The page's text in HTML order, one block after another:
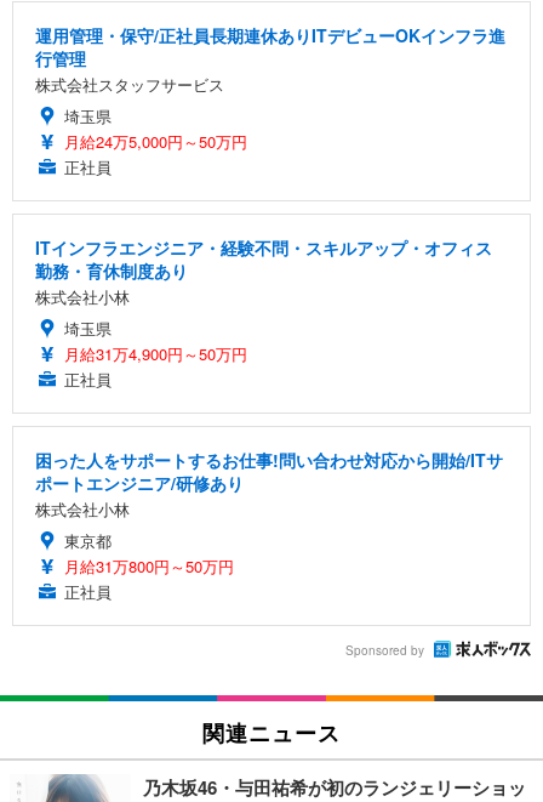
運用管理・保守/正社員長期連休ありITデビューOKインフラ進
行管理
株式会社スタッフサービス
埼玉県
月給24万5,000円～50万円
正社員
ITインフラエンジニア・経験不問・スキルアップ・オフィス
勤務・育休制度あり
株式会社小林
埼玉県
月給31万4,900円～50万円
正社員
困った人をサポートするお仕事!問い合わせ対応から開始/ITサ
ポートエンジニア/研修あり
株式会社小林
東京都
月給31万800円～50万円
正社員
Sponsored by
関連ニュース
乃木坂46・与田祐希が初のランジェリーショッ